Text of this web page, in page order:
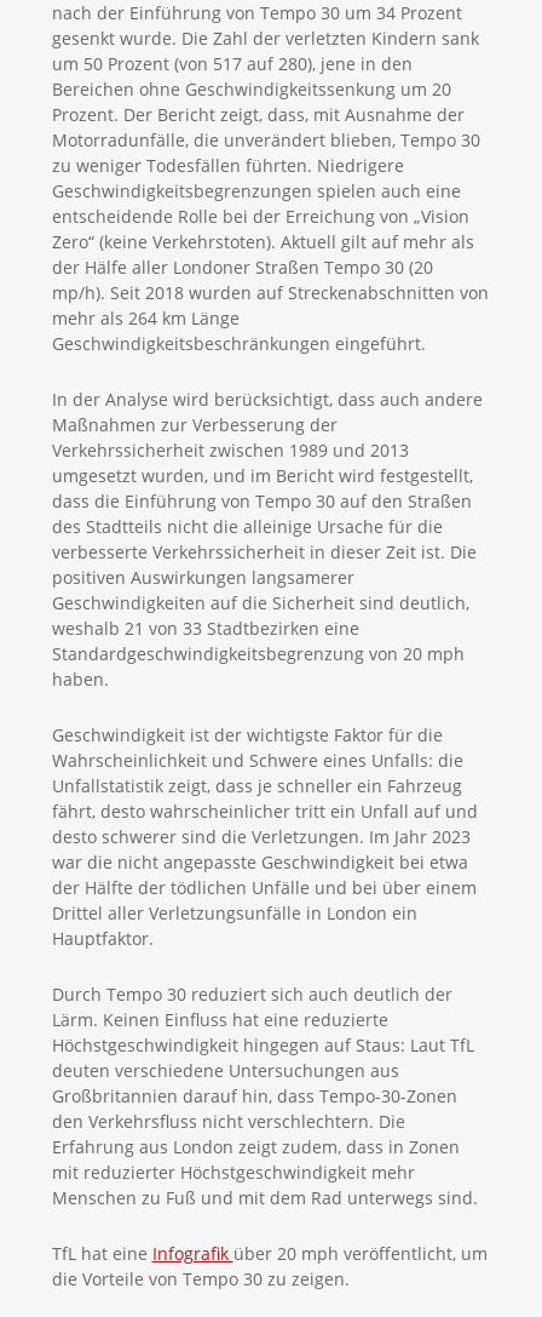
nach der Einführung von Tempo 30 um 34 Prozent
gesenkt wurde. Die Zahl der verletzten Kindern sank
um 50 Prozent (von 517 auf 280), jene in den
Bereichen ohne Geschwindigkeitssenkung um 20
Prozent. Der Bericht zeigt, dass, mit Ausnahme der
Motorradunfälle, die unverändert blieben, Tempo 30
zu weniger Todesfällen führten. Niedrigere
Geschwindigkeitsbegrenzungen spielen auch eine
entscheidende Rolle bei der Erreichung von „Vision
Zero“ (keine Verkehrstoten). Aktuell gilt auf mehr als
der Hälfe aller Londoner Straßen Tempo 30 (20
mp/h). Seit 2018 wurden auf Streckenabschnitten von
mehr als 264 km Länge
Geschwindigkeitsbeschränkungen eingeführt.
In der Analyse wird berücksichtigt, dass auch andere
Maßnahmen zur Verbesserung der
Verkehrssicherheit zwischen 1989 und 2013
umgesetzt wurden, und im Bericht wird festgestellt,
dass die Einführung von Tempo 30 auf den Straßen
des Stadtteils nicht die alleinige Ursache für die
verbesserte Verkehrssicherheit in dieser Zeit ist. Die
positiven Auswirkungen langsamerer
Geschwindigkeiten auf die Sicherheit sind deutlich,
weshalb 21 von 33 Stadtbezirken eine
Standardgeschwindigkeitsbegrenzung von 20 mph
haben.
Geschwindigkeit ist der wichtigste Faktor für die
Wahrscheinlichkeit und Schwere eines Unfalls: die
Unfallstatistik zeigt, dass je schneller ein Fahrzeug
fährt, desto wahrscheinlicher tritt ein Unfall auf und
desto schwerer sind die Verletzungen. Im Jahr 2023
war die nicht angepasste Geschwindigkeit bei etwa
der Hälfte der tödlichen Unfälle und bei über einem
Drittel aller Verletzungsunfälle in London ein
Hauptfaktor.
Durch Tempo 30 reduziert sich auch deutlich der
Lärm. Keinen Einfluss hat eine reduzierte
Höchstgeschwindigkeit hingegen auf Staus: Laut TfL
deuten verschiedene Untersuchungen aus
Großbritannien darauf hin, dass Tempo-30-Zonen
den Verkehrsfluss nicht verschlechtern. Die
Erfahrung aus London zeigt zudem, dass in Zonen
mit reduzierter Höchstgeschwindigkeit mehr
Menschen zu Fuß und mit dem Rad unterwegs sind.
TfL hat eine Infografik über 20 mph veröffentlicht, um
die Vorteile von Tempo 30 zu zeigen.